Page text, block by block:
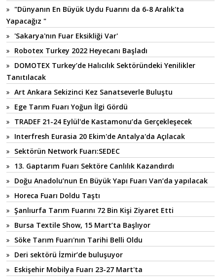
"Dünyanın En Büyük Uydu Fuarını da 6-8 Aralık'ta
Yapacağız "
'Sakarya'nın Fuar Eksikliği Var'
Robotex Turkey 2022 Heyecanı Başladı
DOMOTEX Turkey’de Halıcılık Sektöründeki Yenilikler
Tanıtılacak
Art Ankara Sekizinci Kez Sanatseverle Buluştu
Ege Tarım Fuarı Yoğun İlgi Gördü
TRADEF 21-24 Eylül'de Kastamonu’da Gerçekleşecek
Interfresh Eurasia 20 Ekim'de Antalya'da Açılacak
Sektörün Network Fuarı:SEDEC
13. Gaptarım Fuarı Sektöre Canlılık Kazandırdı
Doğu Anadolu’nun En Büyük Yapı Fuarı Van’da yapılacak
Horeca Fuarı Doldu Taştı
Şanlıurfa Tarım Fuarını 72 Bin Kişi Ziyaret Etti
Bursa Textile Show, 15 Mart’ta Başlıyor
Söke Tarım Fuarı'nın Tarihi Belli Oldu
Deri sektörü İzmir’de buluşuyor
Eskişehir Mobilya Fuarı 23-27 Mart'ta